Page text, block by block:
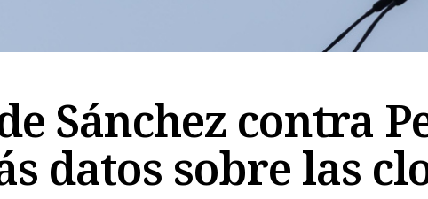
Sánchez contra
datos sobre las